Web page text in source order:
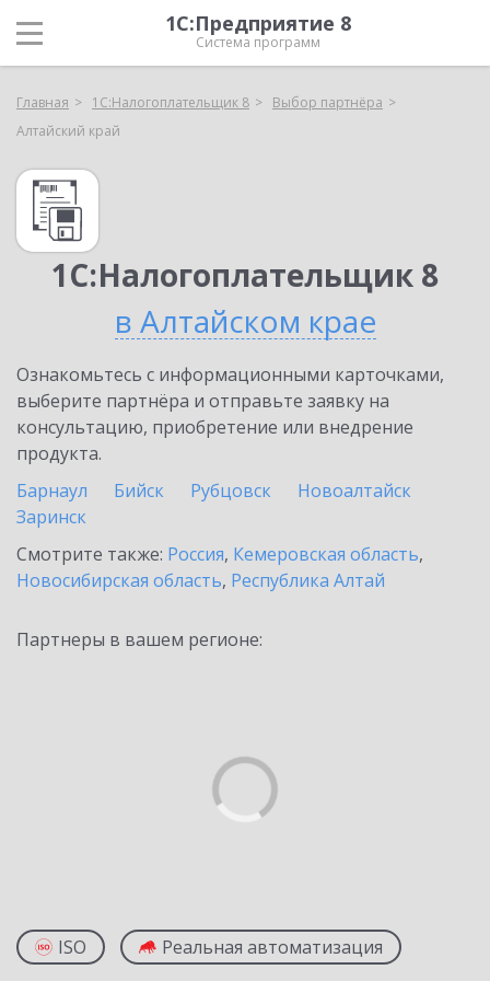
1С:Предприятие 8
Система программ
Главная 1С:Налогоплательщик 8
Выбор партнёра
Алтайский край
1С:Налогоплательщик 8
в Алтайском крае
Ознакомьтесь с информационными карточками,
выберите партнёра и отправьте заявку на
консультацию, приобретение или внедрение
продукта.
Барнаул
Бийск Рубцовск
Новоалтайск
Заринск
Смотрите также: Россия, Кемеровская область,
Новосибирская область, Республика Алтай
Партнеры в вашем регионе:
ISO Реальная автоматизация